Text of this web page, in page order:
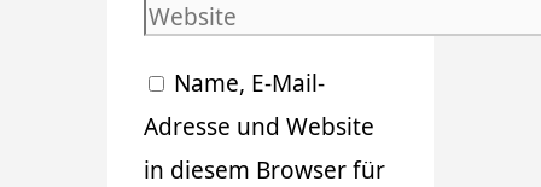
Mail-
Website
Name, E-Mail-
Adresse und Website
in diesem Browser für